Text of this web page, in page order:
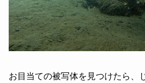
お目当ての被写体を見つけたら、